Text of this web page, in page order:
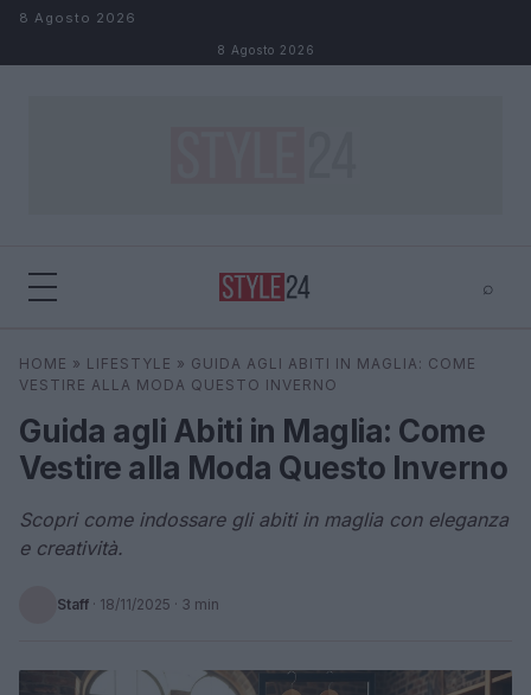
Salta al contenuto
8 Agosto 2026
8 Agosto 2026
⌕
Cerca ⌕
HOME » LIFESTYLE » GUIDA AGLI ABITI IN MAGLIA: COME
VESTIRE ALLA MODA QUESTO INVERNO
Guida agli Abiti in Maglia: Come
Vestire alla Moda Questo Inverno
Scopri come indossare gli abiti in maglia con eleganza
e creatività.
Staff · 18/11/2025 · 3 min